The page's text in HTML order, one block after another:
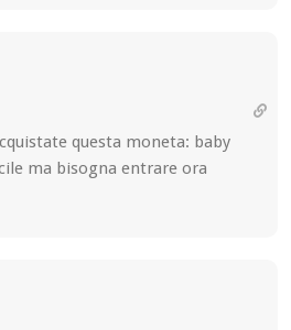
questa moneta: baby
ma bisogna entrare ora